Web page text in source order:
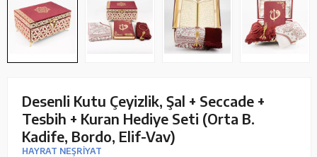
Desenli Kutu Çeyizlik, Şal + Seccade +
Tesbih + Kuran Hediye Seti (Orta B.
Kadife, Bordo, Elif-Vav)
HAYRAT NEŞRİYAT